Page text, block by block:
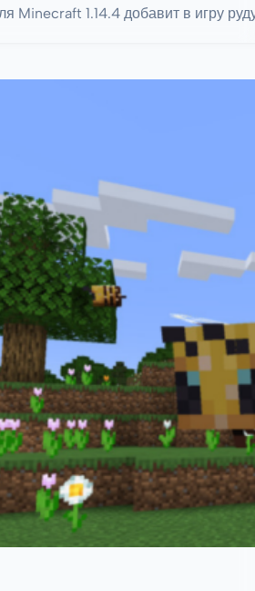
Minecraft 1.14.4 добавит в игру